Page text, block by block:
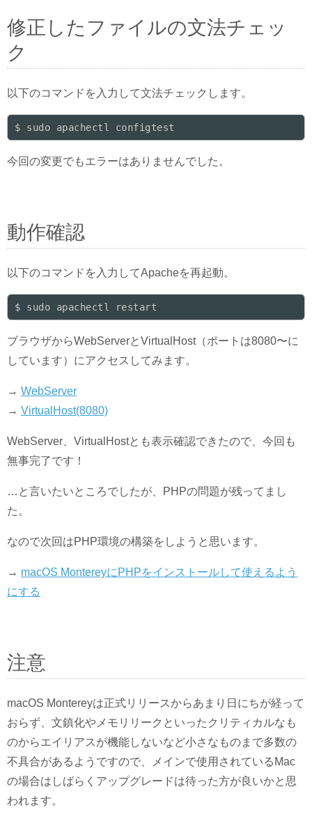
修正したファイルの文法チェッ
ク
以下のコマンドを入力して文法チェックします。
今回の変更でもエラーはありませんでした。
動作確認
以下のコマンドを入力してApacheを再起動。
ブラウザからWebServerとVirtualHost（ポートは8080〜に
しています）にアクセスしてみます。
→ WebServer
→ VirtualHost(8080)
WebServer、VirtualHostとも表示確認できたので、今回も
無事完了です！
…と言いたいところでしたが、PHPの問題が残ってまし
た。
なので次回はPHP環境の構築をしようと思います。
→ macOS MontereyにPHPをインストールして使えるよう
にする
注意
macOS Montereyは正式リリースからあまり日にちが経って
おらず、文鎮化やメモリリークといったクリティカルなも
のからエイリアスが機能しないなど小さなものまで多数の
不具合があるようですので、メインで使用されているMac
の場合はしばらくアップグレードは待った方が良いかと思
われます。